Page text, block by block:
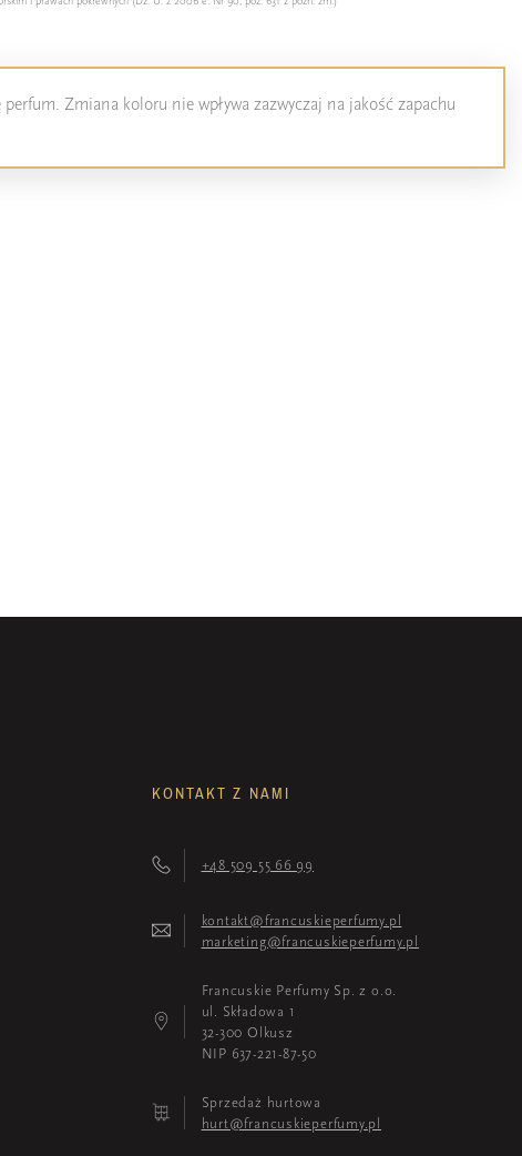
Zmiana koloru nie wpływa zazwyczaj na jakość zapachu
KONTAKT Z NAMI
+48 509 55 66 99
kontakt@francuskieperfumy.pl
marketing@francuskieperfumy.pl
Francuskie Perfumy Sp. z o.o.
ul. Składowa 1
32-300 Olkusz
NIP 637-221-87-50
Sprzedaż hurtowa
hurt@francuskieperfumy.pl